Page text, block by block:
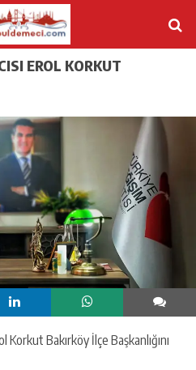
EROL KORKUT
Korkut Bakırköy İlçe Başkanlığını